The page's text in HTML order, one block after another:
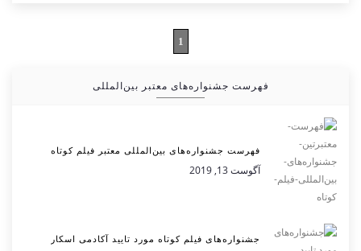
1
فهرست جشنواره‌های معتبر بین‌المللی
فهرست جشنواره‌های بین‌المللی معتبر فیلم کوتاه
آگوست 13, 2019
جشنواره‌های فیلم کوتاه مورد تایید آکادمی اسکار